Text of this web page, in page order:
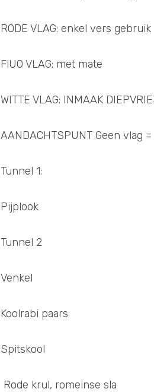
RODE VLAG: enkel vers gebruik
FlUO VLAG: met mate
WITTE VLAG: INMAAK
AANDACHTSPUNT Geen vlag
Tunnel 1:
Pijplook
Tunnel 2
Venkel
Koolrabi paars
Spitskool
Rode krul, romeinse sla